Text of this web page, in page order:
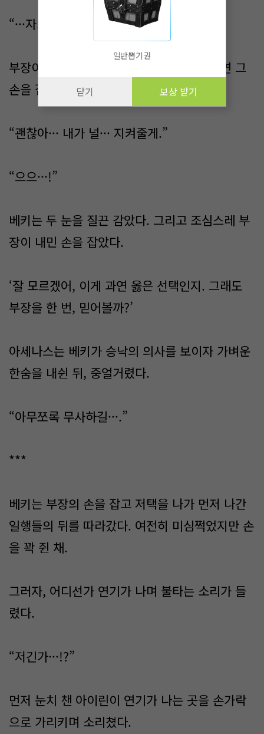
“···자.”
부장이 그녀에게 손을 내밀었다. 베키는 과연 그
손을 잡아도 좋은지 마지막까지 망설였다.
“괜찮아··· 내가 널··· 지켜줄게.”
“으으···!”
베키는 두 눈을 질끈 감았다. 그리고 조심스레 부
장이 내민 손을 잡았다.
‘잘 모르겠어, 이게 과연 옳은 선택인지. 그래도
부장을 한 번, 믿어볼까?’
아세나스는 베키가 승낙의 의사를 보이자 가벼운
한숨을 내쉰 뒤, 중얼거렸다.
“아무쪼록 무사하길···.”
***
베키는 부장의 손을 잡고 저택을 나가 먼저 나간
일행들의 뒤를 따라갔다. 여전히 미심쩍었지만 손
을 꽉 쥔 채.
그러자, 어디선가 연기가 나며 불타는 소리가 들
렸다.
“저긴가···!?”
먼저 눈치 챈 아이린이 연기가 나는 곳을 손가락
으로 가리키며 소리쳤다.
일반뽑기권
닫기 보상 받기